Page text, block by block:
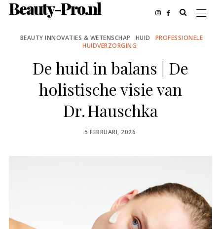
Beauty-Pro.nl
BEAUTY INNOVATIES & WETENSCHAP HUID
PROFESSIONELE
HUIDVERZORGING
De huid in balans | De
holistische visie van
Dr. Hauschka
POSTED
5 FEBRUARI, 2026